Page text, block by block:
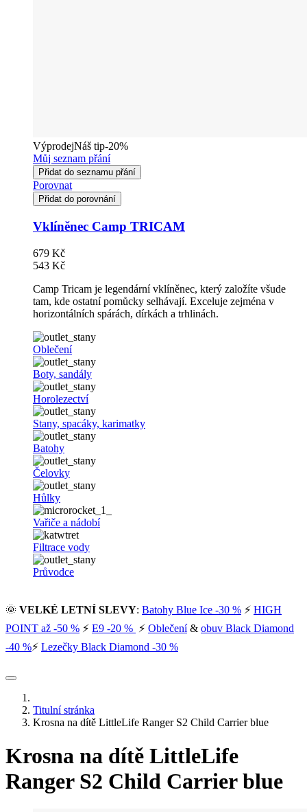
VýprodejNáš tip-20%
Můj seznam přání
Přidat do seznamu přání
Porovnat
Přidat do porovnání
Vklíněnec Camp TRICAM
679 Kč
543 Kč
Camp Tricam je legendární vklíněnec, který založíte všude
tam, kde ostatní pomůcky selhávají. Exceluje zejména v
horizontálních spárách, dírkách a trhlinách.
Oblečení
Boty, sandály
Horolezectví
Stany, spacáky, karimatky
Batohy
Čelovky
Hůlky
Vařiče a nádobí
Filtrace vody
Průvodce
🌞 VELKÉ LETNÍ SLEVY: Batohy Blue Ice -30 % ⚡ HIGH
POINT až -50 % ⚡ E9 -20 % ⚡ Oblečení& obuv Black Diamond
-40 %⚡ Lezečky Black Diamond -30 %
Titulní stránka
Krosna na dítě LittleLife Ranger S2 Child Carrier blue
Krosna na dítě LittleLife
Ranger S2 Child Carrier blue